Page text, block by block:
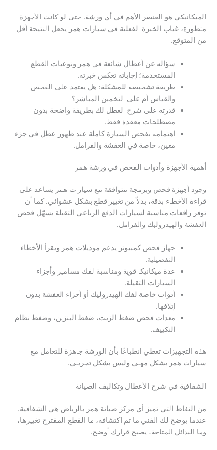
الميكانيكي هو العنصر الأهم في أي ورشة. حتى لو كانت الأجهزة
متطورة، غياب الخبرة الفعلية في سيارات همر يجعل النتيجة أقل
من المتوقع.
سؤاله عن أعطال شائعة في همر ونوعيات القطع
المستخدمة؛ إجاباته تعكس خبرته.
طريقة تشخيصه للمشكلة: هل يعتمد على الفحص
والقياس أم على التخمين المباشر؟
قدرته على شرح العطل لك بطريقة واضحة بدون
مصطلحات معقدة فقط.
اهتمامه بفحص السيارة كاملة عند ظهور عطل في جزء
معين، خاصة في العفشة والفرامل.
أهمية الأجهزة وأدوات الفحص في ورشة همر
وجود أجهزة فحص وبرمجة متوافقة مع سيارات همر يساعد على
قراءة الأخطاء بدقة، بدلاً من تغيير قطع بشكل عشوائي. كما أن
توفر رافعات مناسبة لسيارات الدفع الرباعي الثقيلة يسهّل فحص
العفشة والهيدروليك والفرامل.
جهاز فحص كمبيوتر يدعم موديلات همر ويقرأ الأخطاء
التفصيلية.
عدة ميكانيكا قوية ومناسبة لفك مسامير وأجزاء
السيارات الثقيلة.
أدوات خاصة لفك الهيدروليك أو أجزاء العفشة بدون
إتلافها.
معدات فحص ضغط الزيت، ضغط البنزين، وضغط نظام
التكييف.
هذه التجهيزات تعطي انطباعًا بأن الورشة جاهزة للتعامل مع
سيارات همر بشكل مهني وليس بشكل تجريبي.
الشفافية في شرح الأعطال وتكاليف الصيانة
من النقاط التي تميز أي مركز صيانة همر بالرياض هي الشفافية.
عندما يوضح لك الفني ما تم اكتشافه، ما القطع المقترح تغييرها،
وما البدائل المتاحة، يصبح قرارك أوضح.